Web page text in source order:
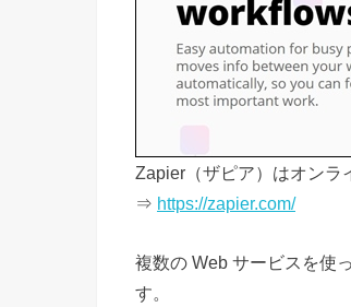
Zapier（ザピア）はオンラ
⇒ https://zapier.com/
複数の Web サービスを使
す。